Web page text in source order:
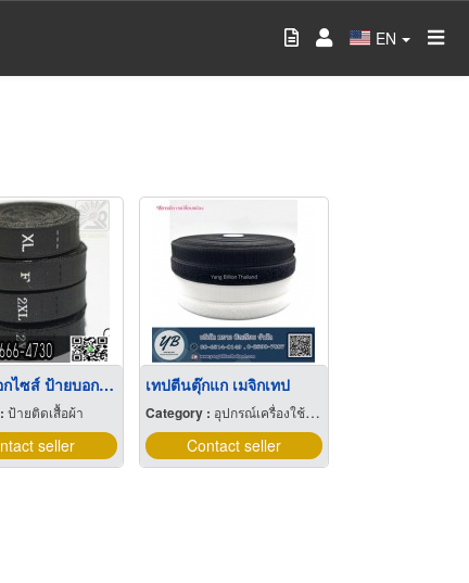
EN
ป้ายทอบอกไซส์ ป้ายบอกขนาดไซส์เสื้อผ้า
ป้ายติดเสื้อผ้า
seller
เทปตีนตุ๊กแก เมจิกเทป
Category : อุปกรณ์เครื่องใช้ในการผลิตเสื้อผ้า
Contact seller